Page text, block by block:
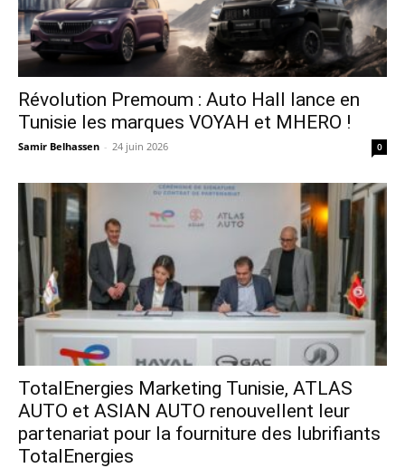
Révolution Premoum : Auto Hall lance en
Tunisie les marques VOYAH et MHERO !
Samir Belhassen - 24 juin 2026 0
TotalEnergies Marketing Tunisie, ATLAS
AUTO et ASIAN AUTO renouvellent leur
partenariat pour la fourniture des lubrifiants
TotalEnergies